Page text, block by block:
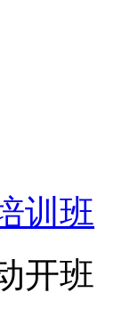
训班
开班